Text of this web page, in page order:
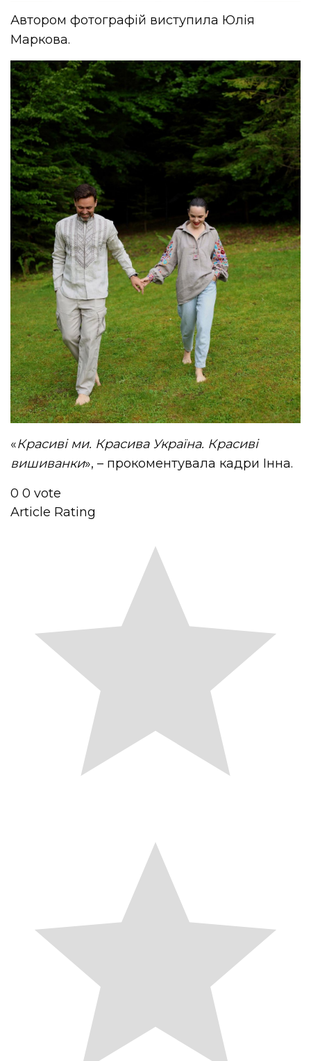
Автором фотографій виступила Юлія
Маркова.
«Красиві ми. Красива Україна. Красиві
вишиванки», – прокоментувала кадри Інна.
0 0 vote
Article Rating